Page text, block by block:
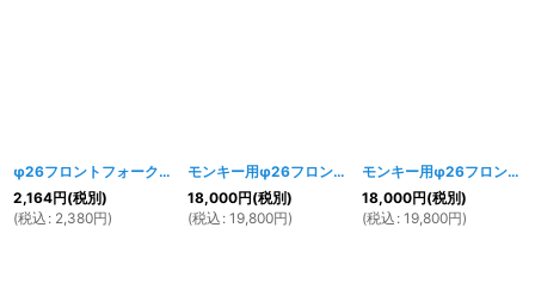
φ26フロントフォーク用 アルミ製 トップキャップ A 2個セット [918w]
2,164円(税別)
(税込 : 2,380円)
モンキー用φ26フロントフォーク 左側ディスクブレーキキット 510mm
18,000円(税別)
(税込 : 19,800円)
モンキー用φ26フロントフォーク 左側ディスクブレーキキット ブラック480mm
18,000円(税別)
(税込 : 19,800円)